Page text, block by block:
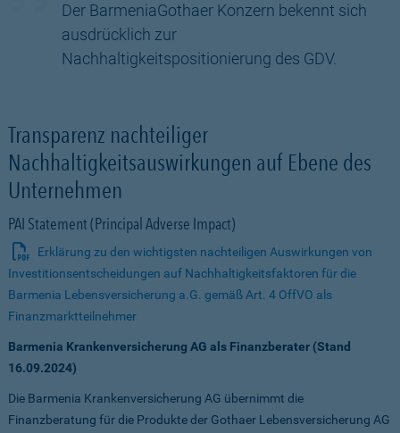
Der BarmeniaGothaer Konzern bekennt sich
ausdrücklich zur
Nachhaltigkeitspositionierung des GDV.
Transparenz nachteiliger
Nachhaltigkeitsauswirkungen auf Ebene des
Unternehmen
PAI Statement (Principal Adverse Impact)
Erklärung zu den wichtigsten nachteiligen Auswirkungen von
Investitionsentscheidungen auf Nachhaltigkeitsfaktoren für die
Barmenia Lebensversicherung a.G. gemäß Art. 4 OffVO als
Finanzmarktteilnehmer
Barmenia Krankenversicherung AG als Finanzberater (Stand
16.09.2024)
Die Barmenia Krankenversicherung AG übernimmt die
Finanzberatung für die Produkte der Gothaer Lebensversicherung AG